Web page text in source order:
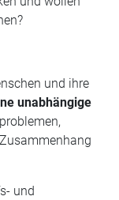
und ihre
unabhängige
und